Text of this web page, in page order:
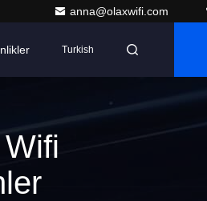
anna@olaxwifi.com
Turkish